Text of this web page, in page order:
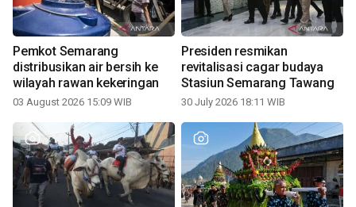
Pemkot Semarang
distribusikan air bersih ke
wilayah rawan kekeringan
03 August 2026 15:09 WIB
Presiden resmikan
revitalisasi cagar budaya
Stasiun Semarang Tawang
30 July 2026 18:11 WIB